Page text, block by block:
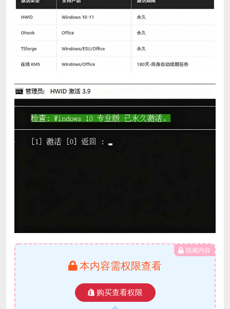
隐藏内容
本内容需权限查看
购买查看权限